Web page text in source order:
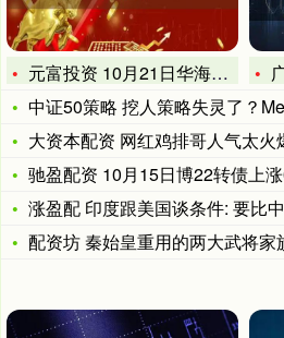
元富投资 10月21日华海转债上涨084%，转股溢价率112
广
中证50策略 挖人策略失灵了？
大资本配资 网红鸡排哥人气太火爆！
驰盈配资 10月15日博22转债上
涨盈配 印度跟美国谈条件: 要比
配资坊 秦始皇重用的两大武将家族